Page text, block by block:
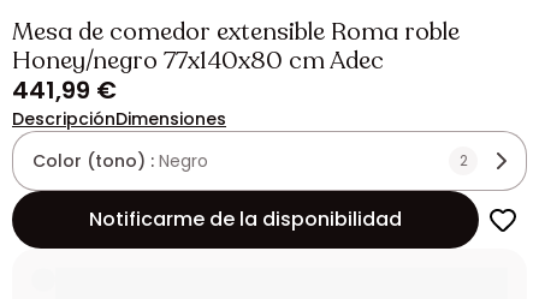
Mesa de comedor extensible Roma roble
Honey/negro 77x140x80 cm Adec
441,99 €
DescripciónDimensiones
Color (tono) : Negro 2
Notificarme de la disponibilidad